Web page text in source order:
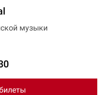
музыки